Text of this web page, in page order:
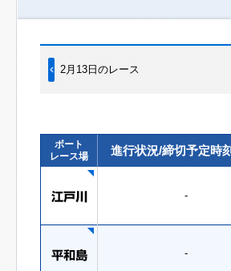
2月13日のレース
ボート
レース場
進行状況/締切予定時
-
-